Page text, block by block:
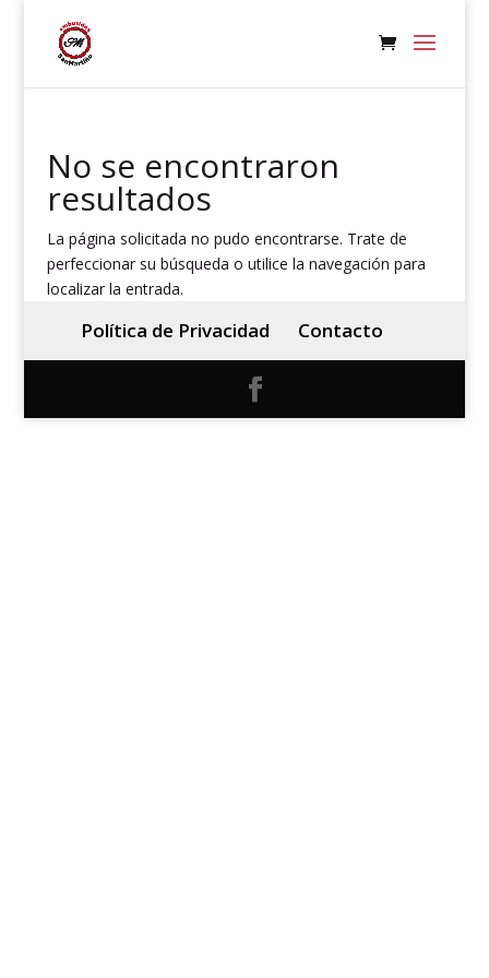
No se encontraron
resultados
La página solicitada no pudo encontrarse. Trate de
perfeccionar su búsqueda o utilice la navegación para
localizar la entrada.
Política de Privacidad Contacto